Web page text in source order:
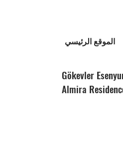
الموقع الرئيسي
Gökevler
Almira